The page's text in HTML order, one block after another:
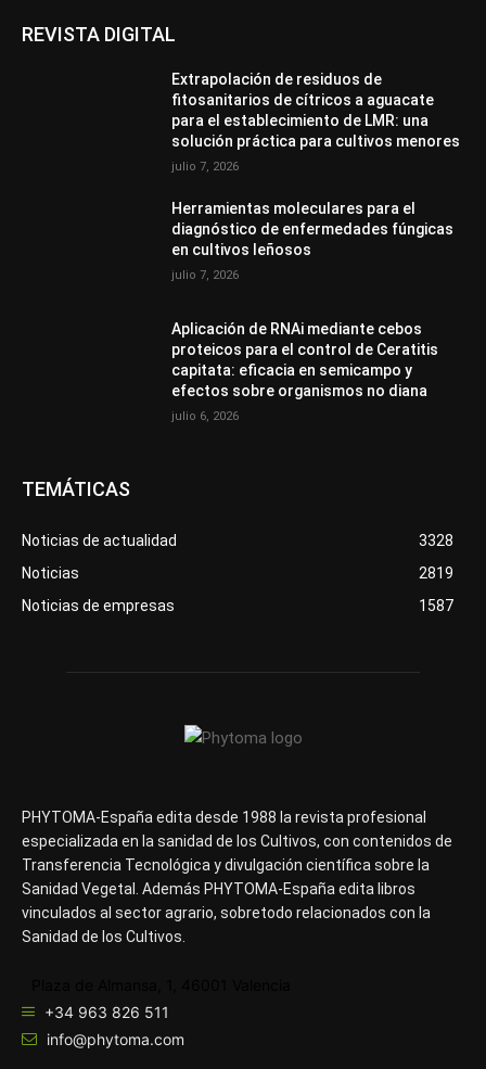
REVISTA DIGITAL
Extrapolación de residuos de
fitosanitarios de cítricos a aguacate
para el establecimiento de LMR: una
solución práctica para cultivos menores
julio 7, 2026
Herramientas moleculares para el
diagnóstico de enfermedades fúngicas
en cultivos leñosos
julio 7, 2026
Aplicación de RNAi mediante cebos
proteicos para el control de Ceratitis
capitata: eficacia en semicampo y
efectos sobre organismos no diana
julio 6, 2026
TEMÁTICAS
Noticias de actualidad
3328
Noticias
2819
Noticias de empresas
1587
PHYTOMA-España edita desde 1988 la revista profesional
especializada en la sanidad de los Cultivos, con contenidos de
Transferencia Tecnológica y divulgación científica sobre la
Sanidad Vegetal. Además PHYTOMA-España edita libros
vinculados al sector agrario, sobretodo relacionados con la
Sanidad de los Cultivos.
+34 963 826 511
info@phytoma.com